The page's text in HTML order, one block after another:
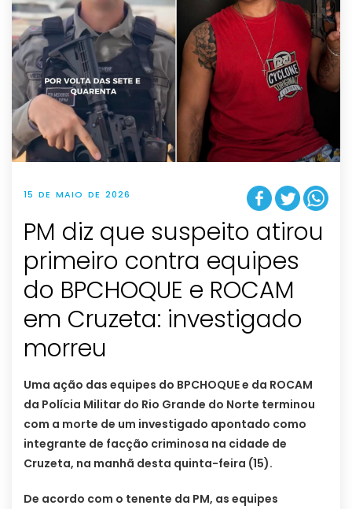
15 DE MAIO DE 2026
PM diz que suspeito atirou
primeiro contra equipes
do BPCHOQUE e ROCAM
em Cruzeta: investigado
morreu
Uma ação das equipes do BPCHOQUE e da ROCAM
da Polícia Militar do Rio Grande do Norte terminou
com a morte de um investigado apontado como
integrante de facção criminosa na cidade de
Cruzeta, na manhã desta quinta-feira (15).
De acordo com o tenente da PM, as equipes